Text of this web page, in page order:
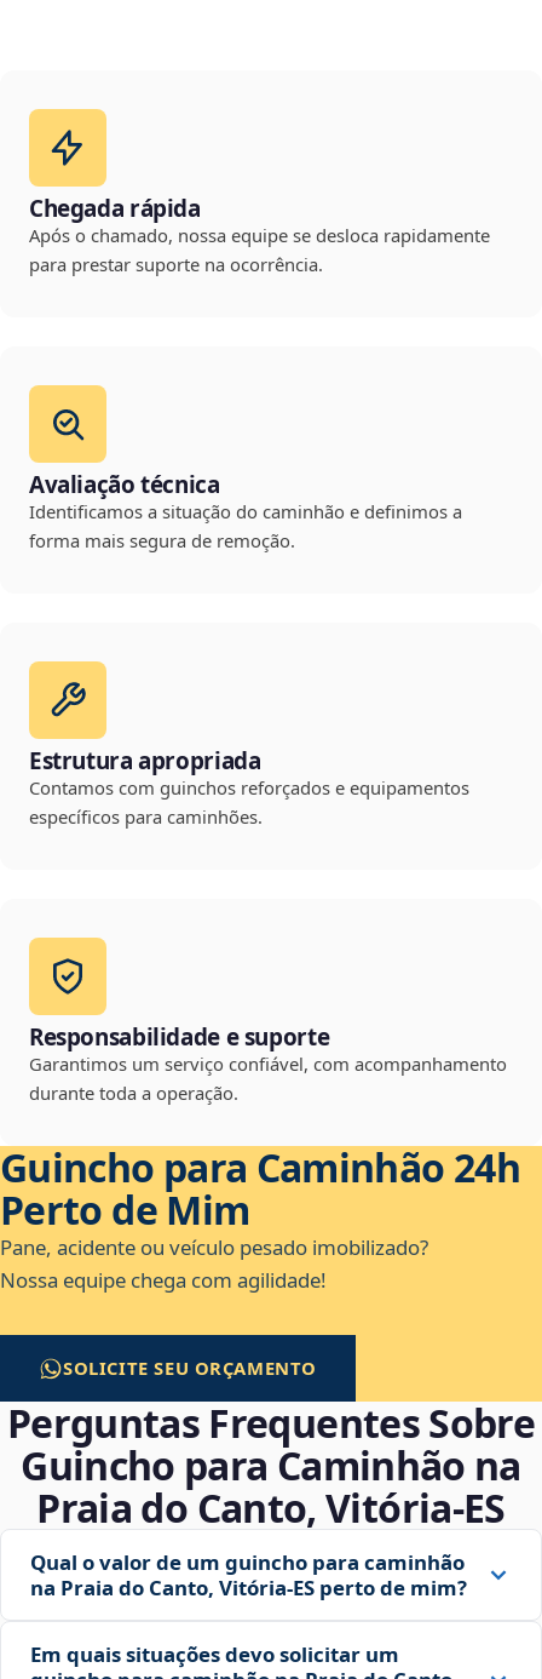
Chegada rápida
Após o chamado, nossa equipe se desloca rapidamente
para prestar suporte na ocorrência.
Avaliação técnica
Identificamos a situação do caminhão e definimos a
forma mais segura de remoção.
Estrutura apropriada
Contamos com guinchos reforçados e equipamentos
específicos para caminhões.
Responsabilidade e suporte
Garantimos um serviço confiável, com acompanhamento
durante toda a operação.
Guincho para Caminhão 24h
Perto de Mim
Pane, acidente ou veículo pesado imobilizado?
Nossa equipe chega com agilidade!
SOLICITE SEU ORÇAMENTO
Perguntas Frequentes Sobre
Guincho para Caminhão na
Praia do Canto, Vitória‑ES
Qual o valor de um guincho para caminhão
na Praia do Canto, Vitória‑ES perto de mim?
Em quais situações devo solicitar um